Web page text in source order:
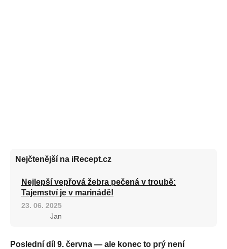
Nejčtenější na iRecept.cz
Nejlepší vepřová žebra pečená v troubě:
Tajemství je v marinádě!
23. 06. 2025
Jan
Poslední díl 9. června — ale konec to prý není